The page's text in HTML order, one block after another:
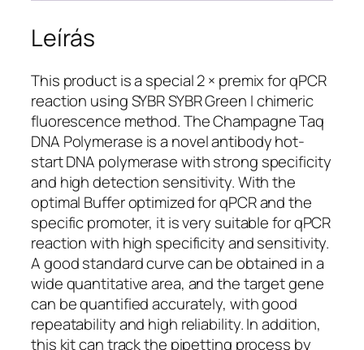
Leírás
This product is a special 2 × premix for qPCR
reaction using SYBR SYBR Green I chimeric
fluorescence method. The Champagne Taq
DNA Polymerase is a novel antibody hot-
start DNA polymerase with strong specificity
and high detection sensitivity. With the
optimal Buffer optimized for qPCR and the
specific promoter, it is very suitable for qPCR
reaction with high specificity and sensitivity.
A good standard curve can be obtained in a
wide quantitative area, and the target gene
can be quantified accurately, with good
repeatability and high reliability. In addition,
this kit can track the pipetting process by